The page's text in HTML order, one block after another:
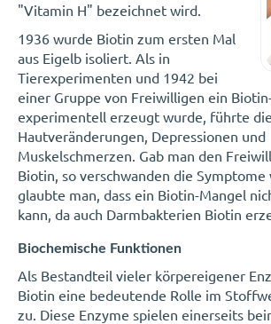
"Vitamin H" bezeichnet wird.
1936 wurde Biotin zum ersten Mal
aus Eigelb isoliert. Als in
Tierexperimenten und 1942 bei
einer Gruppe von Freiwilligen ein
experimentell erzeugt wurde, führte
Hautveränderungen, Depressionen und
Muskelschmerzen. Gab man den
Biotin, so verschwanden die Symptome
glaubte man, dass ein Biotin-Mangel
kann, da auch Darmbakterien Biotin
Biochemische Funktionen
Als Bestandteil vieler körpereigener
Biotin eine bedeutende Rolle im
zu. Diese Enzyme spielen einerseits